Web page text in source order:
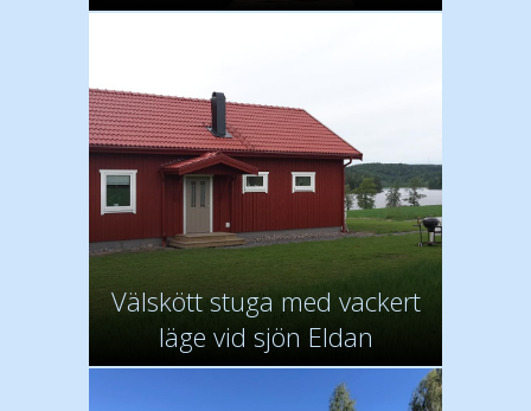
Välskött stuga med vackert
läge vid sjön Eldan